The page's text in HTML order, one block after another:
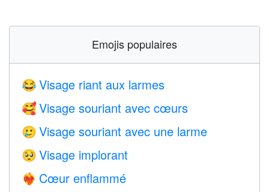
Emojis populaires
😂 Visage riant aux larmes
🥰 Visage souriant avec cœurs
🥲 Visage souriant avec une larme
🥺 Visage implorant
❤️‍🔥 Cœur enflammé